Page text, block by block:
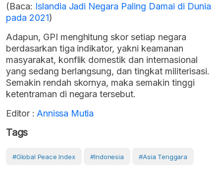
(Baca: Islandia Jadi Negara Paling Damai di Dunia
pada 2021)
Adapun, GPI menghitung skor setiap negara
berdasarkan tiga indikator, yakni keamanan
masyarakat, konflik domestik dan internasional
yang sedang berlangsung, dan tingkat militerisasi.
Semakin rendah skornya, maka semakin tinggi
ketentraman di negara tersebut.
Editor : Annissa Mutia
Tags
#Global Peace Index #Indonesia #Asia Tenggara